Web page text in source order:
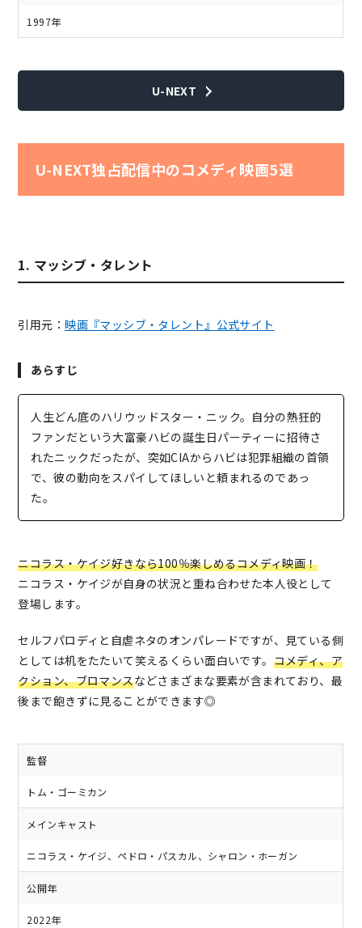
1997年
U-NEXT
U-NEXT独占配信中のコメディ映画5選
1. マッシブ・タレント
引用元：映画『マッシブ・タレント』公式サイト
あらすじ
人生どん底のハリウッドスター・ニック。自分の熱狂的
ファンだという大富豪ハビの誕生日パーティーに招待さ
れたニックだったが、突如CIAからハビは犯罪組織の首領
で、彼の動向をスパイしてほしいと頼まれるのであっ
た。
ニコラス・ケイジ好きなら100％楽しめるコメディ映画！
ニコラス・ケイジが自身の状況と重ね合わせた本人役として
登場します。
セルフパロディと自虐ネタのオンパレードですが、見ている側
としては机をたたいて笑えるくらい面白いです。 コメディ、ア
クション、ブロマンスなどさまざまな要素が含まれており、最
後まで飽きずに見ることができます◎
監督
トム・ゴーミカン
メインキャスト
ニコラス・ケイジ、ペドロ・パスカル、シャロン・ホーガン
公開年
2022年